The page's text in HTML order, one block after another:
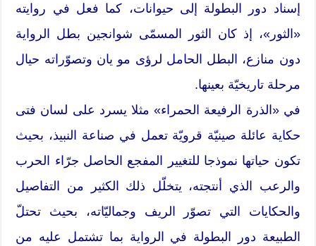
إسناد دور البطولة إلى حيوانات، كما فعل في روايته
«الثور»، إذ كان الثور المسمّى شوانجين بطل الرواية
دون منازع، البطل الحامل لرؤى مو يان وتصوّراته حيال
مرحلة تاريخيّة بعينها.
في «الذرة الرفيعة الحمراء» مثلا يسرد على لسان فتى
حكاية عائلة صينيّة قرويّة تعمل في صناعة النبيذ، بحيث
تكون حياتها نموذجا للتغيير المفجع الحاصل جرّاء الحرب
والرعب الذي أنتجته، يتخلّل ذلك الكثير من التفاصيل
والحكايات التي تصوّر الريف وجماليّاته، بحيث تحتلّ
الطبيعة دور البطولة في الرواية بما تشتمل عليه من